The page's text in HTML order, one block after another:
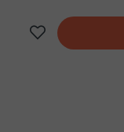
Dodaj